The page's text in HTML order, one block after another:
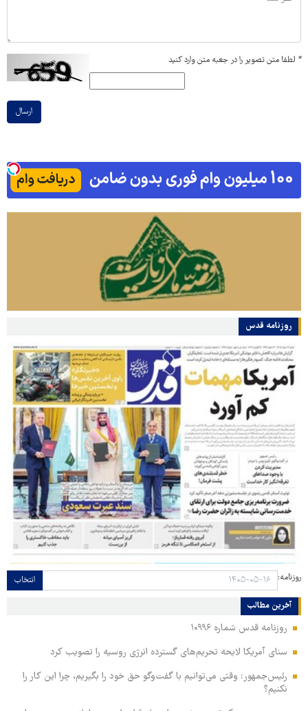
* لطفا متن تصویر را در جعبه متن وارد کنید
ارسال
روزنامه قدس
روزنامه: انتخاب
آخرین مطالب
روزنامه قدس شماره ۱۰۹۹۶
سنای آمریکا لایحه تحریم‌های گسترده انرژی روسیه را تصویب کرد
رئیس‌جمهور: وقتی می‌توانیم با گفت‌وگو حق خود را بگیریم، چرا این کار را
نکنیم؟